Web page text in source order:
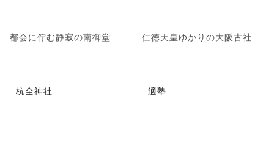
都会に佇む静寂の南御堂 仁徳天皇ゆかりの大阪古社
杭全神社 適塾